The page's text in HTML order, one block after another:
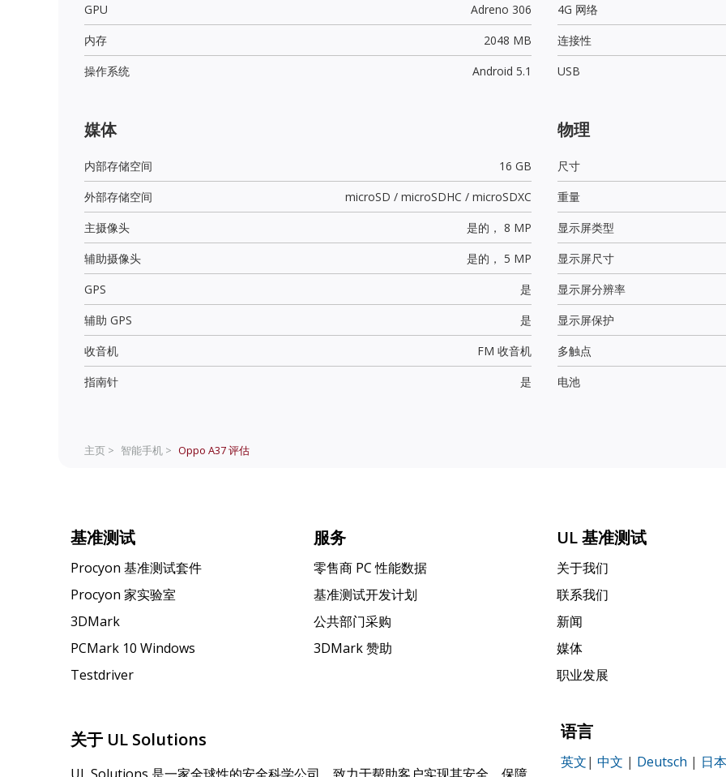
GPU
Adreno 306
内存
2048 MB
操作系统
Android 5.1
4G 网络
连接性
USB
媒体
内部存储空间
16 GB
外部存储空间
microSD / microSDHC / microSDXC
主摄像头
是的， 8 MP
辅助摄像头
是的， 5 MP
GPS
是
辅助 GPS
是
收音机
FM 收音机
指南针
是
物理
尺寸
重量
显示屏类型
显示屏尺寸
显示屏分辨率
显示屏保护
多触点
电池
主页 > 智能手机 > Oppo A37评估
基准测试
Procyon 基准测试套件
Procyon 家实验室
3DMark
PCMark 10 Windows
Testdriver
服务
零售商 PC 性能数据
基准测试开发计划
公共部门采购
3DMark 赞助
UL 基准测试
关于我们
联系我们
新闻
媒体
职业发展
关于 UL Solutions 语言
英文| 中文 | Deutsch | 日